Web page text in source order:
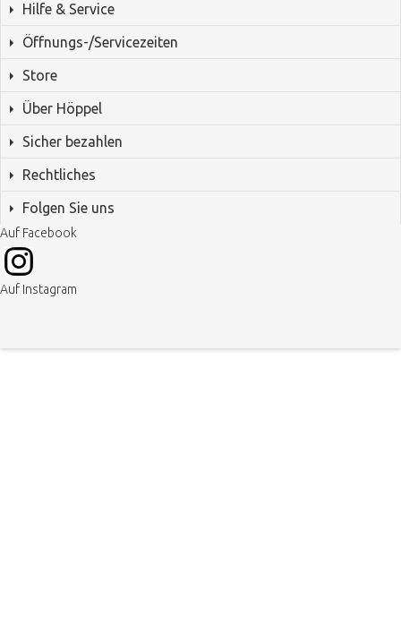
Hilfe & Service
Öffnungs-/Servicezeiten
Store
Über Höppel
Sicher bezahlen
Rechtliches
Folgen Sie uns
Auf Facebook
Auf Instagram